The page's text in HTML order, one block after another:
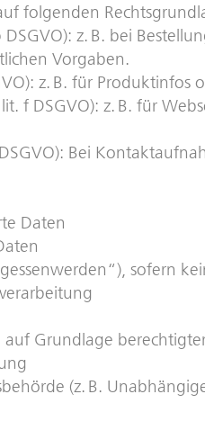
folgenden
z. B. bei
Vorgaben.
z. B. für
f DSGVO): z. B. für
Bei
Daten
sofern
Grundlage
(z. B.